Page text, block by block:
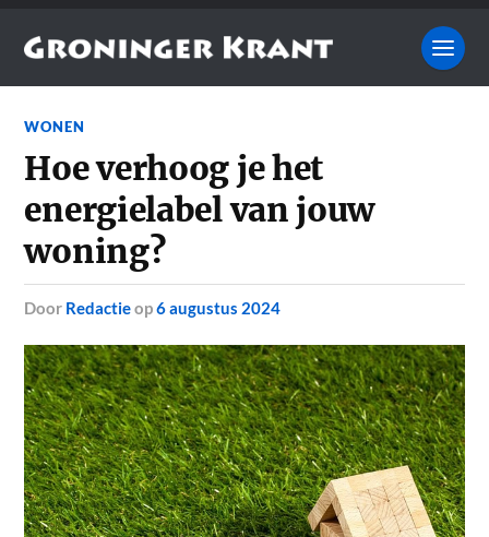
WONEN
Hoe verhoog je het
energielabel van jouw
woning?
door Redactieop6 augustus 2024